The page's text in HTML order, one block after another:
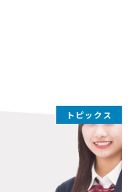
トピックス